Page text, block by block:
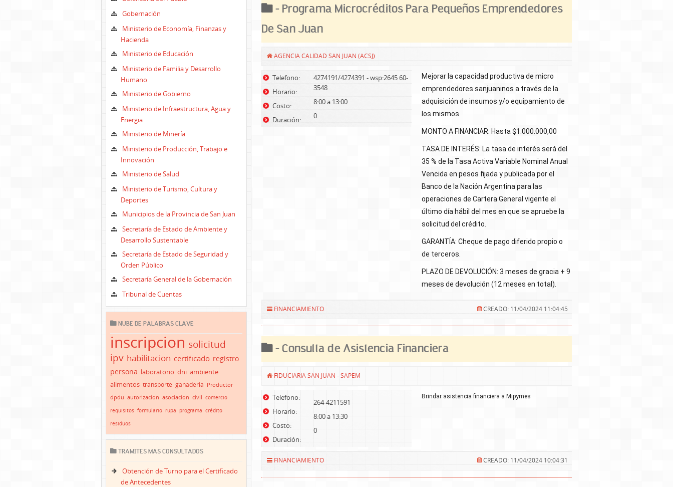
Gobernación
Ministerio de Economía, Finanzas y
Hacienda
Ministerio de Educación
Ministerio de Familia y Desarrollo
Humano
Ministerio de Gobierno
Ministerio de Infraestructura, Agua y
Energia
Ministerio de Minería
Ministerio de Producción, Trabajo e
Innovación
Ministerio de Salud
Ministerio de Turismo, Cultura y
Deportes
Municipios de la Provincia de San Juan
Secretaría de Estado de Ambiente y
Desarrollo Sustentable
Secretaría de Estado de Seguridad y
Orden Público
Secretaría General de la Gobernación
Tribunal de Cuentas
NUBE DE PALABRAS CLAVE
inscripcion solicitud
ipv habilitacion certificado registro
persona laboratorio dni ambiente
alimentos transporte ganaderia Productor
dpdu autorizacion asociacion civil comercio
requisitos formulario rupa programa crédito
residuos
TRAMITES MAS CONSULTADOS
Obtención de Turno para el Certificado
de Antecedentes
- Programa Microcréditos Para Pequeños Emprendedores
De San Juan
AGENCIA CALIDAD SAN JUAN (ACSJ)
Telefono:
Horario:
Costo:
Duración:
4274191/4274391 - wsp:2645 60-
3548
8:00 a 13:00
0
Mejorar la capacidad productiva de micro
emprendedores sanjuaninos a través de la
adquisición de insumos y/o equipamiento de
los mismos.
MONTO A FINANCIAR: Hasta $1.000.000,00
TASA DE INTERÉS: La tasa de interés será del
35 % de la Tasa Activa Variable Nominal Anual
Vencida en pesos fijada y publicada por el
Banco de la Nación Argentina para las
operaciones de Cartera General vigente el
último día hábil del mes en que se apruebe la
solicitud del crédito.
GARANTÍA: Cheque de pago diferido propio o
de terceros.
PLAZO DE DEVOLUCIÓN: 3 meses de gracia + 9
meses de devolución (12 meses en total).
FINANCIAMIENTO CREADO: 11/04/2024 11:04:45
- Consulta de Asistencia Financiera
FIDUCIARIA SAN JUAN - SAPEM
Telefono:
Horario:
Costo:
Duración:
264-4211591
8:00 a 13:30
0
Brindar asistencia financiera a Mipymes
FINANCIAMIENTO CREADO: 11/04/2024 10:04:31